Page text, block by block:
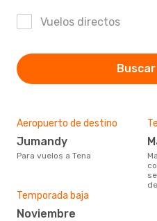
Vuelos directos
Aeropuerto de destino
Jumandy
Para vuelos a Tena
marzo es una época muy
Temporada baja
noviembre